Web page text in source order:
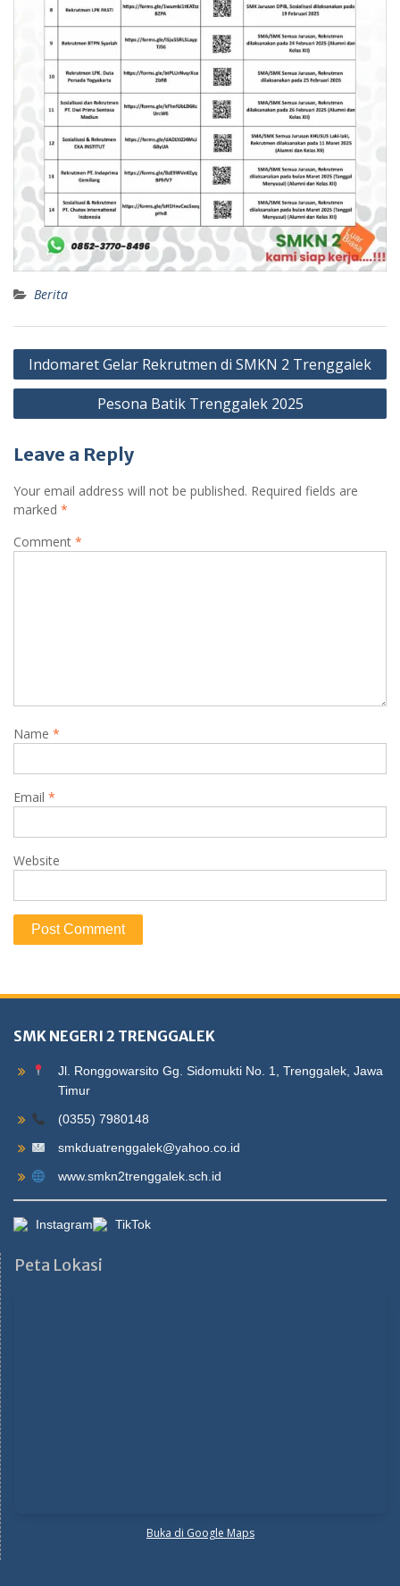
Berita
Indomaret Gelar Rekrutmen di SMKN 2 Trenggalek
Pesona Batik Trenggalek 2025
Leave a Reply
Your email address will not be published. Required fields are
marked *
Comment *
Name *
Email *
Website
SMK NEGERI 2 TRENGGALEK
Jl. Ronggowarsito Gg. Sidomukti No. 1, Trenggalek, Jawa
Timur
(0355) 7980148
smkduatrenggalek@yahoo.co.id
www.smkn2trenggalek.sch.id
Instagram TikTok
Peta Lokasi
Buka di Google Maps